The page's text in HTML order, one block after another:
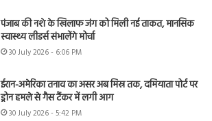
पंजाब की नशे के खिलाफ जंग को मिली नई ताकत, मानसिक
स्वास्थ्य लीडर्स संभालेंगे मोर्चा
30 July 2026 - 6:06 PM
ईरान-अमेरिका तनाव का असर अब मिस्र तक, दमियाता पोर्ट पर
ड्रोन हमले से गैस टैंकर में लगी आग
30 July 2026 - 5:42 PM